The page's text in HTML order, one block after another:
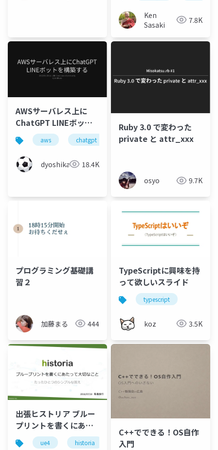
Ken
Sasaki
7.8K
AWSサーバレス上に
ChatGPT LINEボット
を構築する
aws chatgpt line lambda
dyoshikawa 18.4K
Ruby 3.0 で変わった
private と attr_xxx
osyo 9.7K
プログラミング基礎講
習２
加藤まる 444
TypeScriptに興味を持
って欲しいスライド
typescript
koz 3.5K
出張ヒストリア ブルー
プリントを書くにあた
って大切なこと
ue4 historia unreal engine 4
C++でできる！OS自作
入門